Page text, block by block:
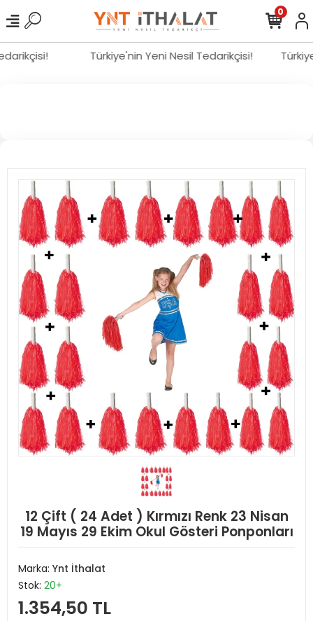
Türkiye'nin Yeni Nesil Tedarikçisi!
0
12 Çift ( 24 Adet ) Kırmızı Renk 23 Nisan
19 Mayıs 29 Ekim Okul Gösteri Ponponları
Marka: Ynt İthalat
Stok: 20+
1.354,50 TL